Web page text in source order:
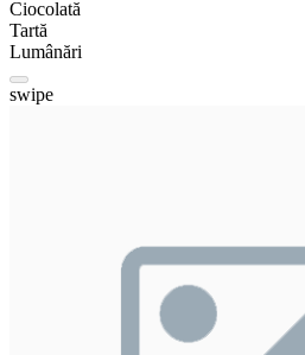
Ciocolată
Tartă
Lumânări
swipe